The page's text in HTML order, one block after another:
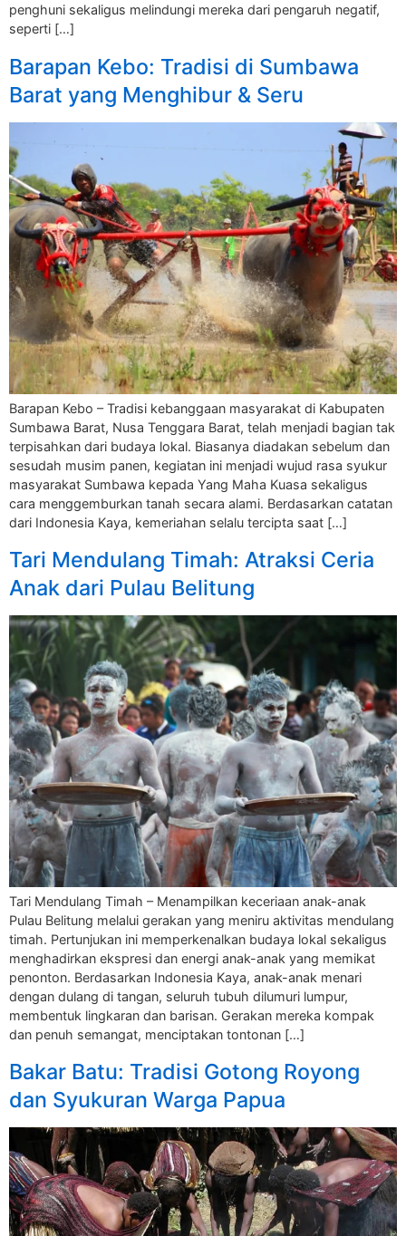
penghuni sekaligus melindungi mereka dari pengaruh negatif,
seperti […]
Barapan Kebo: Tradisi di Sumbawa
Barat yang Menghibur & Seru
Barapan Kebo – Tradisi kebanggaan masyarakat di Kabupaten
Sumbawa Barat, Nusa Tenggara Barat, telah menjadi bagian tak
terpisahkan dari budaya lokal. Biasanya diadakan sebelum dan
sesudah musim panen, kegiatan ini menjadi wujud rasa syukur
masyarakat Sumbawa kepada Yang Maha Kuasa sekaligus
cara menggemburkan tanah secara alami. Berdasarkan catatan
dari Indonesia Kaya, kemeriahan selalu tercipta saat […]
Tari Mendulang Timah: Atraksi Ceria
Anak dari Pulau Belitung
Tari Mendulang Timah – Menampilkan keceriaan anak-anak
Pulau Belitung melalui gerakan yang meniru aktivitas mendulang
timah. Pertunjukan ini memperkenalkan budaya lokal sekaligus
menghadirkan ekspresi dan energi anak-anak yang memikat
penonton. Berdasarkan Indonesia Kaya, anak-anak menari
dengan dulang di tangan, seluruh tubuh dilumuri lumpur,
membentuk lingkaran dan barisan. Gerakan mereka kompak
dan penuh semangat, menciptakan tontonan […]
Bakar Batu: Tradisi Gotong Royong
dan Syukuran Warga Papua